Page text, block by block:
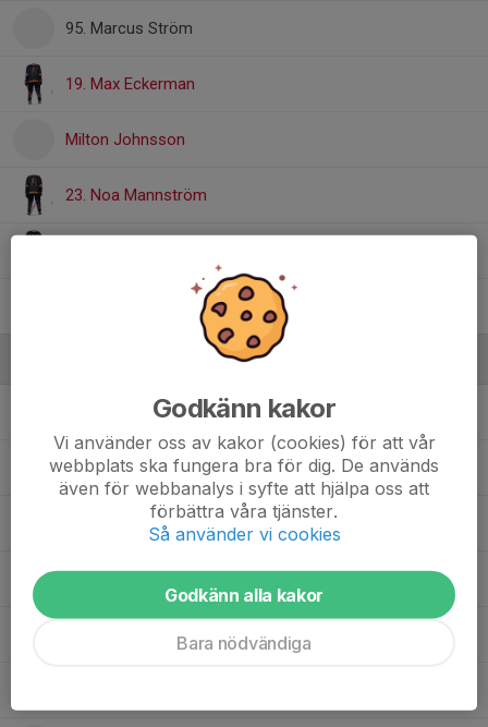
95. Marcus Ström
19. Max Eckerman
Milton Johnsson
23. Noa Mannström
Anders SjöholmSenioransvarig
Bernhard KaminskiSportchef
Jimmy JohnssonHuvudtränare
Assisterande tränare
Godkänn kakor
Vi använder oss av kakor (cookies) för att vår
webbplats ska fungera bra för dig. De används
även för webbanalys i syfte att hjälpa oss att
förbättra våra tjänster.
Så använder vi cookies
Godkänn alla kakor
Bara nödvändiga